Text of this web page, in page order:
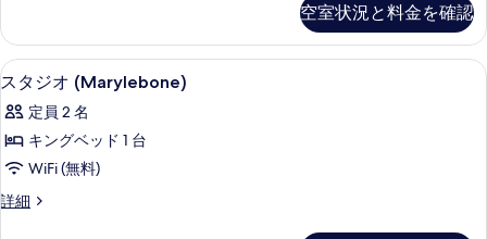
の
写
真
を
表
示
す
細
空室状況と料金を確認
ス
タ
ジ
オ
(Marylebone)
の
低刺激性寝具、ミニバー、セーフテ
3
スタジオ (Marylebone)
定員 2 名
キングベッド 1 台
WiFi (無料)
詳細
ス